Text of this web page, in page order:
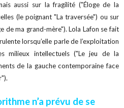
aussi sur la fragilité ("Éloge de la
(le poignant "La traversée") ou sur
de ma grand-mère"). Lola Lafon se fait
lorsqu’elle parle de l’exploitation
milieux intellectuels ("Le jeu de la
de la gauche contemporaine face
n’a prévu de se